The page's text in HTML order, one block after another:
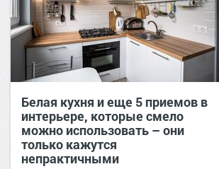
Белая кухня и еще 5 приемов в
интерьере, которые смело
можно использовать – они
только кажутся
непрактичными